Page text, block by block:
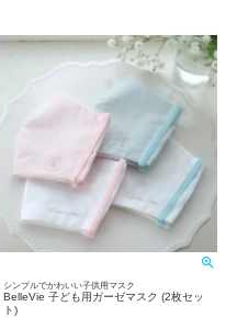
シンプルでかわいい子供用マスク
BelleVie 子ども用ガーゼマスク (2枚セッ
ト)